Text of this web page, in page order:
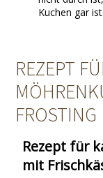
Kuchen gar ist.
REZEPT
FROSTING
Rezept für
mit